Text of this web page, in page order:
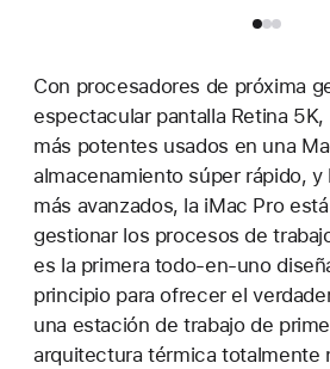
Con procesadores de próxima
espectacular pantalla Retina
más potentes usados en una
almacenamiento súper rápido, y
más avanzados, la iMac Pro
gestionar los procesos de
es la primera todo-en-uno
principio para ofrecer el
una estación de trabajo de
arquitectura térmica totalmente